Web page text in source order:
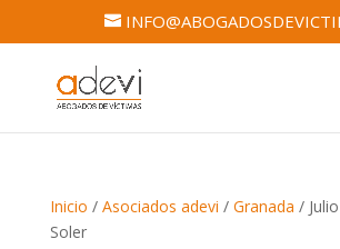
Inicio / Asociados adevi / Granada /
Soler